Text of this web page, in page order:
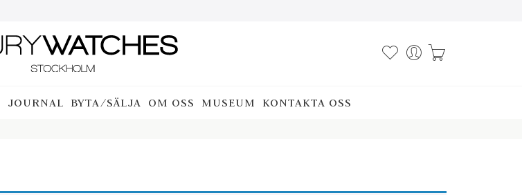
JOURNAL BYTA/SÄLJA OM OSS MUSEUM KONTAKTA OSS